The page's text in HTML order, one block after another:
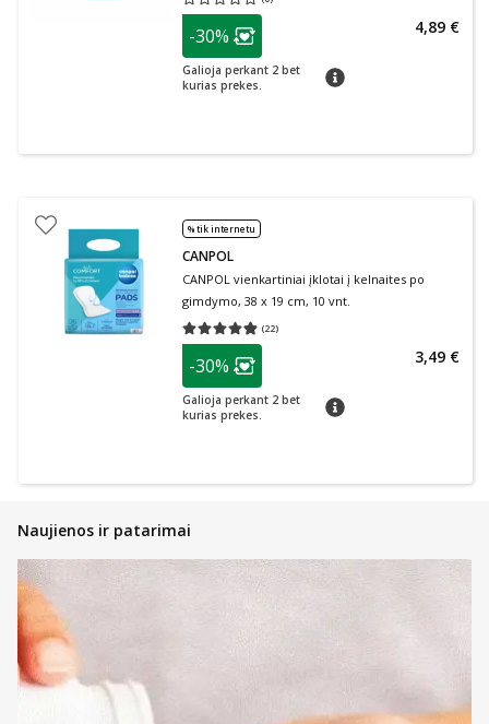
Vidutinis įvertinimas 0.00
patarimas
Lojalumo klubo narių nuolaida
-30%
Galioja perkant 2 bet
kurias prekes.
patarimas
4,89 €
% tik internetu
CANPOL
CANPOL vienkartiniai įklotai į kelnaites po
gimdymo, 38 x 19 cm, 10 vnt.
(22)
Vidutinis įvertinimas 4.86
patarimas
Lojalumo klubo narių nuolaida
-30%
Galioja perkant 2 bet
kurias prekes.
patarimas
3,49 €
Naujienos ir patarimai